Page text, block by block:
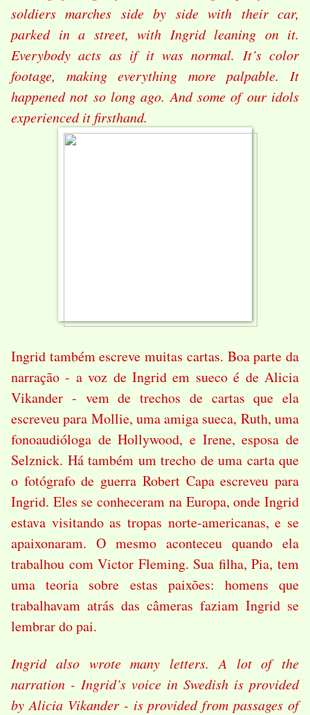
soldiers marches side by side with their car,
parked in a street, with Ingrid leaning on it.
Everybody acts as if it was normal. It’s color
footage, making everything more palpable. It
happened not so long ago. And some of our idols
experienced it firsthand.
Ingrid também escreve muitas cartas. Boa parte da
narração - a voz de Ingrid em sueco é de Alicia
Vikander - vem de trechos de cartas que ela
escreveu para Mollie, uma amiga sueca, Ruth, uma
fonoaudióloga de Hollywood, e Irene, esposa de
Selznick. Há também um trecho de uma carta que
o fotógrafo de guerra Robert Capa escreveu para
Ingrid. Eles se conheceram na Europa, onde Ingrid
estava visitando as tropas norte-americanas, e se
apaixonaram. O mesmo aconteceu quando ela
trabalhou com Victor Fleming. Sua filha, Pia, tem
uma teoria sobre estas paixões: homens que
trabalhavam atrás das câmeras faziam Ingrid se
lembrar do pai.
Ingrid also wrote many letters. A lot of the
narration - Ingrid’s voice in Swedish is provided
by Alicia Vikander - is provided from passages of